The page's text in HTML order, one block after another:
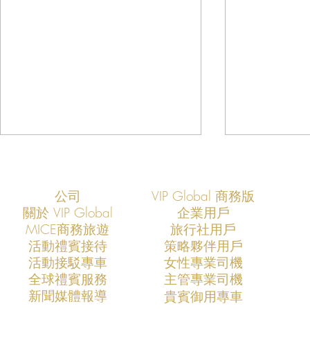
VIP Global：定義台灣企業專車
服務的新標準
VIP Global
的最佳模式
公司
VIP Global 商務版
關於 VIP Global
企業用戶
​MICE商務旅遊
旅行社用戶
​活動禮賓接待
策略夥伴用戶
活動接駁專車
​全球禮賓服務
​新聞媒體報導
​女性專業司機
​主管專業司機
​貴賓御用專車